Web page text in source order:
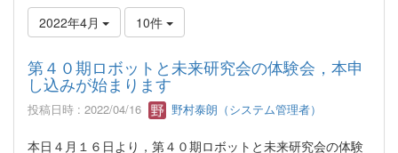
2022年4月 10件
第４０期ロボットと未来研究会の体験会，本申
し込みが始まります
投稿日時 : 2022/04/16 野村泰朗（システム管理者）
本日４月１６日より，第４０期ロボットと未来研究会の体験